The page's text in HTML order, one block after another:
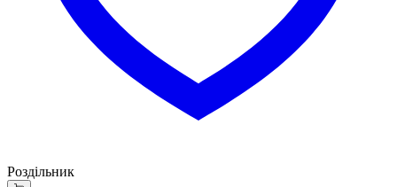
Роздільник